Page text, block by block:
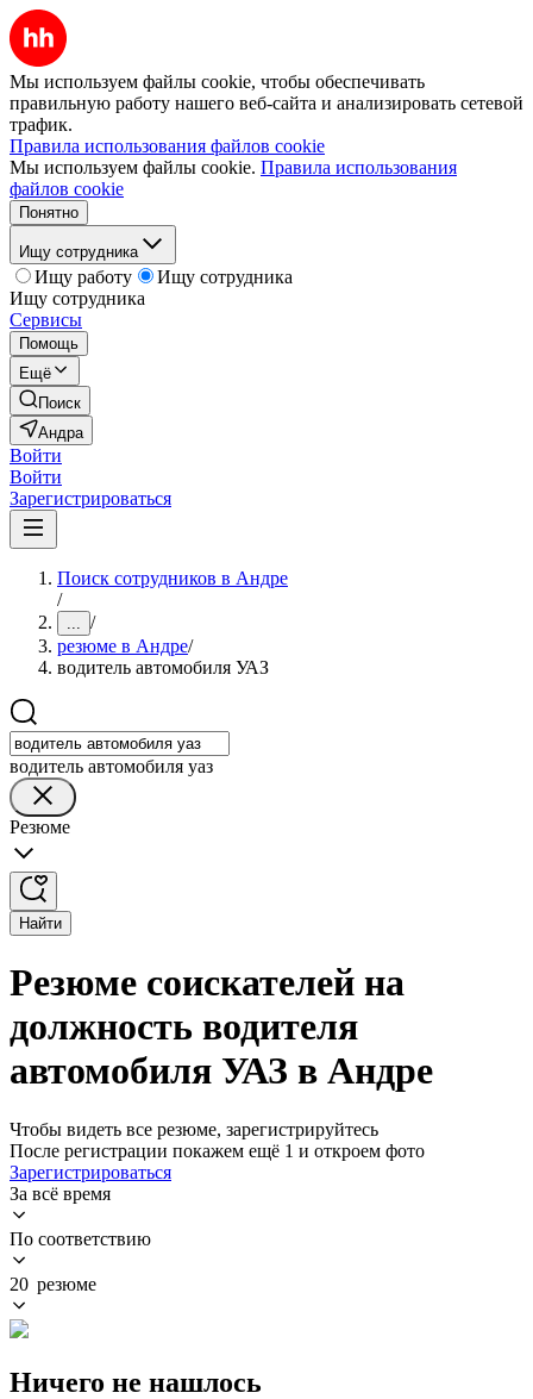
Мы используем файлы cookie, чтобы обеспечивать
правильную работу нашего веб-сайта и анализировать сетевой
трафик.
Правила использования файлов cookie
Мы используем файлы cookie. Правила использования
файлов cookie
Понятно
Ищу сотрудника
Ищу работу
Ищу сотрудника
Ищу сотрудника
Сервисы
Помощь
Ещё
Поиск
Андра
Войти
Войти
Зарегистрироваться
Поиск сотрудников в Андре
/
... /
резюме в Андре/
водитель автомобиля УАЗ
водитель автомобиля уаз
Резюме
Найти
Резюме соискателей на
должность водителя
автомобиля УАЗ в Андре
Чтобы видеть все резюме, зарегистрируйтесь
После регистрации покажем ещё 1 и откроем фото
Зарегистрироваться
За всё время
По соответствию
20 резюме
Ничего не нашлось